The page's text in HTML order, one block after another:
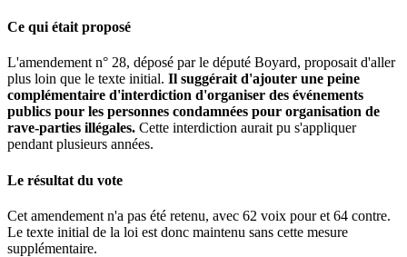
Ce qui était proposé
L'amendement n° 28, déposé par le député Boyard, proposait d'aller
plus loin que le texte initial. Il suggérait d'ajouter une peine
complémentaire d'interdiction d'organiser des événements
publics pour les personnes condamnées pour organisation de
rave-parties illégales. Cette interdiction aurait pu s'appliquer
pendant plusieurs années.
Le résultat du vote
Cet amendement n'a pas été retenu, avec 62 voix pour et 64 contre.
Le texte initial de la loi est donc maintenu sans cette mesure
supplémentaire.